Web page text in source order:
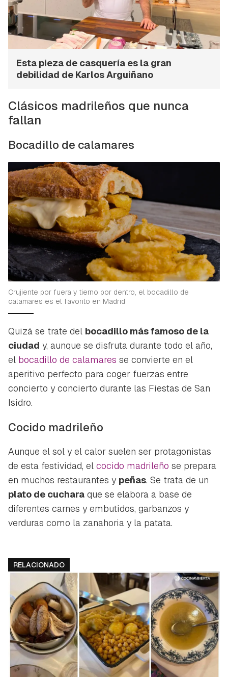
Esta pieza de casquería es la gran
debilidad de Karlos Arguiñano
Clásicos madrileños que nunca
fallan
Bocadillo de calamares
Crujiente por fuera y tierno por dentro, el bocadillo de
calamares es el favorito en Madrid
Quizá se trate del bocadillo más famoso de la
ciudad y, aunque se disfruta durante todo el año,
el bocadillo de calamares se convierte en el
aperitivo perfecto para coger fuerzas entre
concierto y concierto durante las Fiestas de San
Isidro.
Cocido madrileño
Aunque el sol y el calor suelen ser protagonistas
de esta festividad, el cocido madrileño se prepara
en muchos restaurantes y peñas. Se trata de un
plato de cuchara que se elabora a base de
diferentes carnes y embutidos, garbanzos y
verduras como la zanahoria y la patata.
RELACIONADO